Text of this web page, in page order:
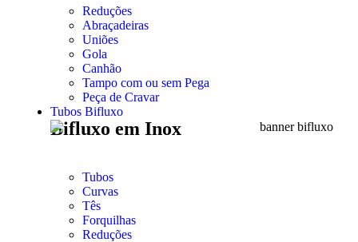
Reduções
Abraçadeiras
Uniões
Gola
Canhão
Tampo com ou sem Pega
Peça de Cravar
Tubos Bifluxo
Bifluxo em Inox
Tubos
Curvas
Tês
Forquilhas
Reduções